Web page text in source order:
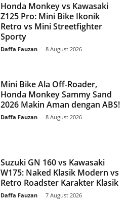
Honda Monkey vs Kawasaki
Z125 Pro: Mini Bike Ikonik
Retro vs Mini Streetfighter
Sporty
Daffa Fauzan 8 August 2026
Mini Bike Ala Off-Roader,
Honda Monkey Sammy Sand
2026 Makin Aman dengan ABS!
Daffa Fauzan 8 August 2026
Suzuki GN 160 vs Kawasaki
W175: Naked Klasik Modern vs
Retro Roadster Karakter Klasik
Daffa Fauzan 7 August 2026